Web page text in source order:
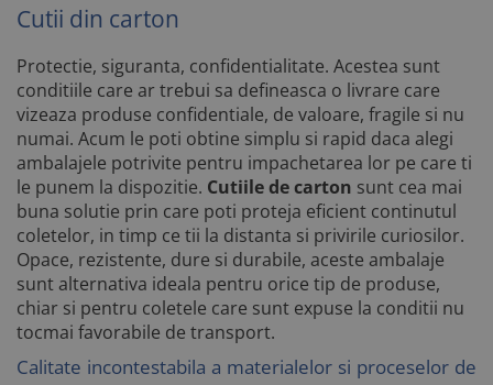
Cutii din carton
Protectie, siguranta, confidentialitate. Acestea sunt
conditiile care ar trebui sa defineasca o livrare care
vizeaza produse confidentiale, de valoare, fragile si nu
numai. Acum le poti obtine simplu si rapid daca alegi
ambalajele potrivite pentru impachetarea lor pe care ti
le punem la dispozitie. Cutiile de carton sunt cea mai
buna solutie prin care poti proteja eficient continutul
coletelor, in timp ce tii la distanta si privirile curiosilor.
Opace, rezistente, dure si durabile, aceste ambalaje
sunt alternativa ideala pentru orice tip de produse,
chiar si pentru coletele care sunt expuse la conditii nu
tocmai favorabile de transport.
Calitate incontestabila a materialelor si proceselor de